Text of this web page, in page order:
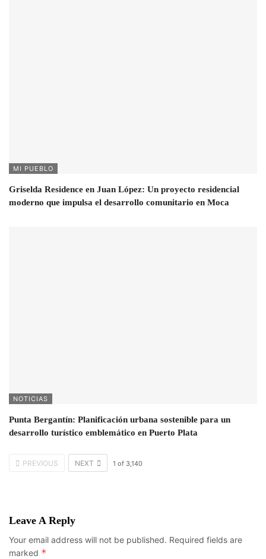
MI PUEBLO
Griselda Residence en Juan López: Un proyecto residencial
moderno que impulsa el desarrollo comunitario en Moca
NOTICIAS
Punta Bergantín: Planificación urbana sostenible para un
desarrollo turístico emblemático en Puerto Plata
PREVIOUS NEXT 1 of 3,140
Leave A Reply
Your email address will not be published. Required fields are
marked *